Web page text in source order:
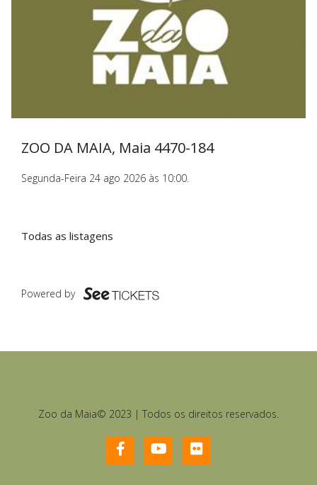
ZOO DA MAIA, Maia 4470-184
Segunda-Feira 24 ago 2026 às 10:00.
Todas as listagens
Powered by
Zoo da Maia© 2023 | Todos os direitos reservados.